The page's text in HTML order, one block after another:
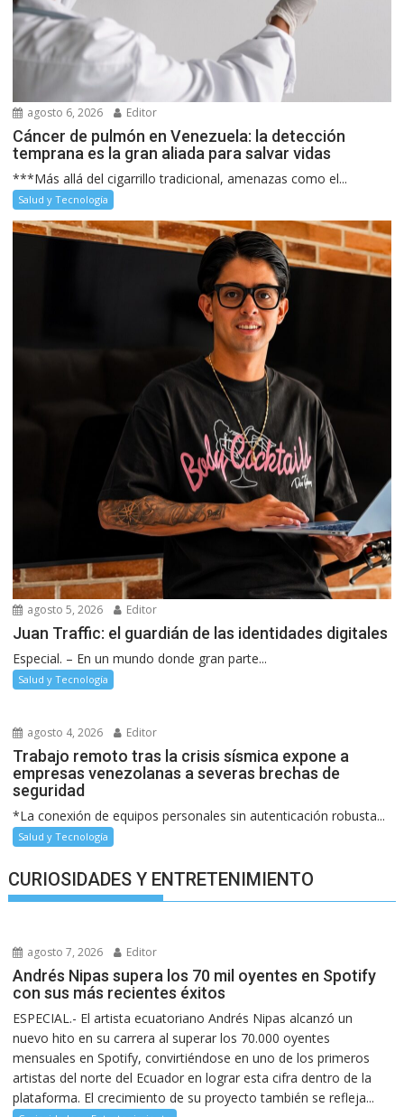
agosto 6, 2026 Editor
Cáncer de pulmón en Venezuela: la detección
temprana es la gran aliada para salvar vidas
***Más allá del cigarrillo tradicional, amenazas como el...
Salud y Tecnología
agosto 5, 2026 Editor
Juan Traffic: el guardián de las identidades digitales
Especial. – En un mundo donde gran parte...
Salud y Tecnología
agosto 4, 2026 Editor
Trabajo remoto tras la crisis sísmica expone a
empresas venezolanas a severas brechas de
seguridad
*La conexión de equipos personales sin autenticación robusta...
Salud y Tecnología
CURIOSIDADES Y ENTRETENIMIENTO
agosto 7, 2026 Editor
Andrés Nipas supera los 70 mil oyentes en Spotify
con sus más recientes éxitos
ESPECIAL.- El artista ecuatoriano Andrés Nipas alcanzó un
nuevo hito en su carrera al superar los 70.000 oyentes
mensuales en Spotify, convirtiéndose en uno de los primeros
artistas del norte del Ecuador en lograr esta cifra dentro de la
plataforma. El crecimiento de su proyecto también se refleja...